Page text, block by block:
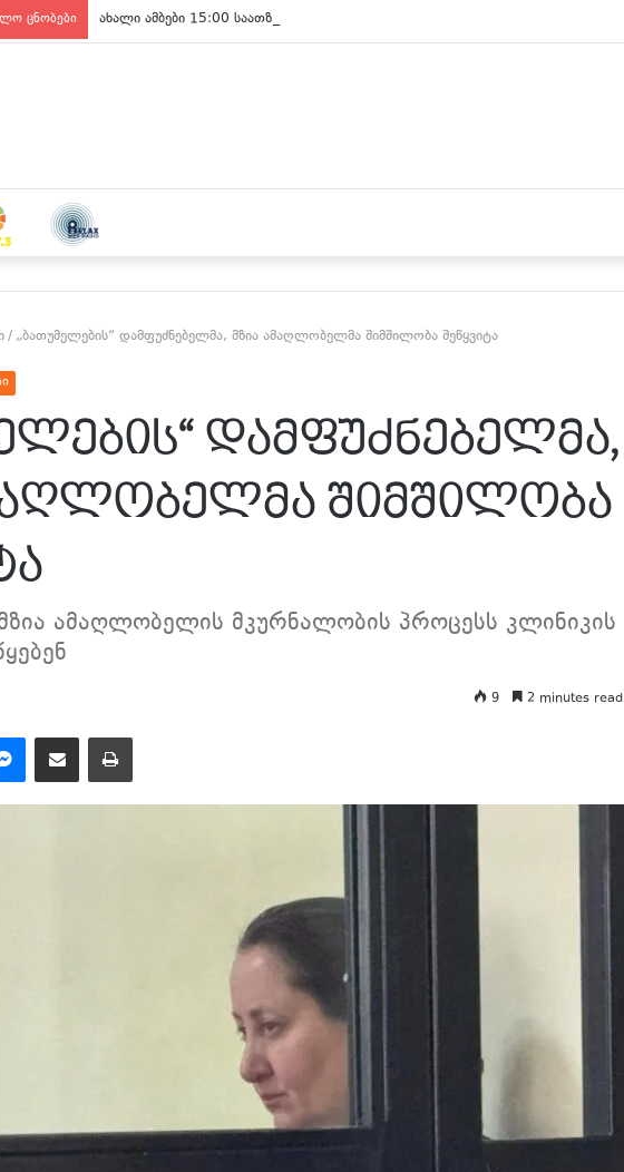
ცნობები ახალი ამბები 15:00 საათზე
/ „ბათუმელების“ დამფუძნებელმა, მზია ამაღლობელმა შიმშილობა შეწყვიტა
დამფუძნებელმა,
შიმშილობა
ამაღლობელის მკურნალობის პროცესს კლინიკის
9 2 minutes read